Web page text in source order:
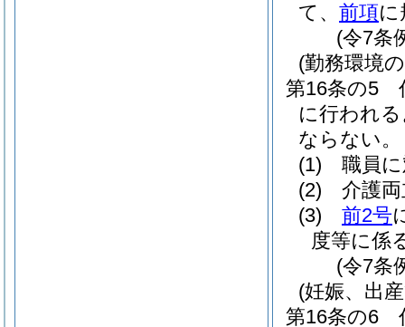
て、 前項
(令7条
(勤務環境
第16条の5
に行われ
ならない。
(1)
職員
(2)
介護
(3)
前2号
度等に係
(令7条
(妊娠、出
第16条の6